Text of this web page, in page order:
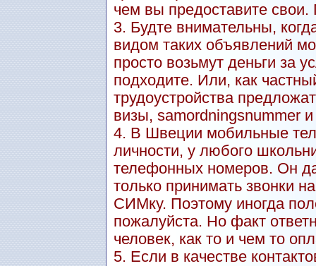
чем вы предоставите
3. Будте внимательны,
видом таких объявлений
просто возьмут деньги за
подходите. Или, как
трудоустройства
визы, samordningsnummer и
4. В Швеции мобильные
личности, у любого
телефонных номеров. Он
только принимать звонки
СИМку. Поэтому иногда
пожалуйста. Но факт
человек, как то и чем то
5. Если в качестве